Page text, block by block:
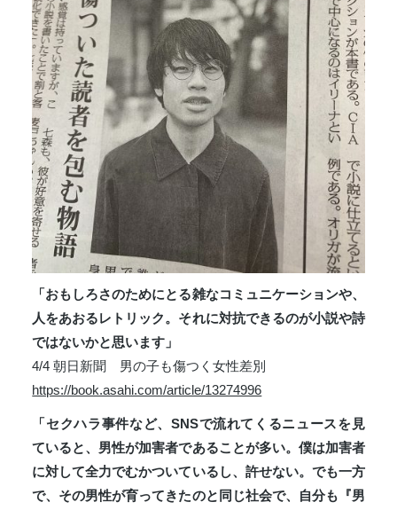
「おもしろさのためにとる雑なコミュニケーションや、
人をあおるレトリック。それに対抗できるのが小説や詩
ではないかと思います」
4/4 朝日新聞 男の子も傷つく女性差別
https://book.asahi.com/article/13274996
「セクハラ事件など、SNSで流れてくるニュースを見
ていると、男性が加害者であることが多い。僕は加害者
に対して全力でむかついているし、許せない。でも一方
で、その男性が育ってきたのと同じ社会で、自分も『男